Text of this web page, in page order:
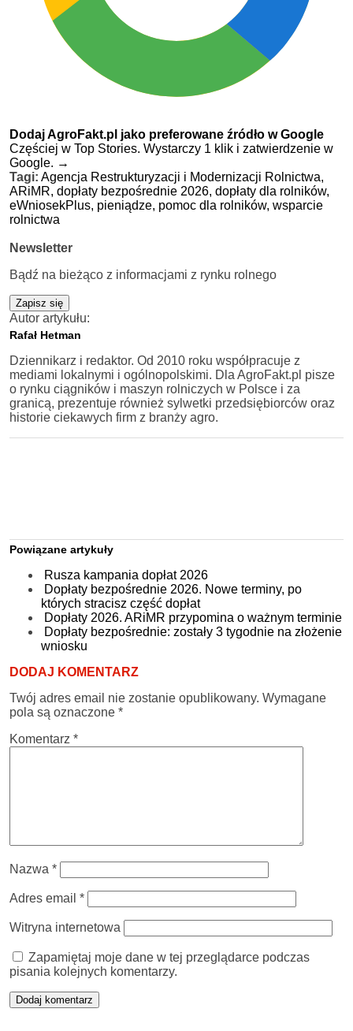
Dodaj AgroFakt.pl jako preferowane źródło w Google
Częściej w Top Stories. Wystarczy 1 klik i zatwierdzenie w
Google. →
Tagi: Agencja Restrukturyzacji i Modernizacji Rolnictwa,
ARiMR, dopłaty bezpośrednie 2026, dopłaty dla rolników,
eWniosekPlus, pieniądze, pomoc dla rolników, wsparcie
rolnictwa
Newsletter
Bądź na bieżąco z informacjami z rynku rolnego
Zapisz się
Autor artykułu:
Rafał Hetman
Dziennikarz i redaktor. Od 2010 roku współpracuje z
mediami lokalnymi i ogólnopolskimi. Dla AgroFakt.pl pisze
o rynku ciągników i maszyn rolniczych w Polsce i za
granicą, prezentuje również sylwetki przedsiębiorców oraz
historie ciekawych firm z branży agro.
Powiązane artykuły
Rusza kampania dopłat 2026
Dopłaty bezpośrednie 2026. Nowe terminy, po
których stracisz część dopłat
Dopłaty 2026. ARiMR przypomina o ważnym terminie
Dopłaty bezpośrednie: zostały 3 tygodnie na złożenie
wniosku
DODAJ KOMENTARZ
Twój adres email nie zostanie opublikowany. Wymagane
pola są oznaczone *
Komentarz *
Nazwa *
Adres email *
Witryna internetowa
Zapamiętaj moje dane w tej przeglądarce podczas
pisania kolejnych komentarzy.